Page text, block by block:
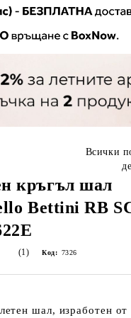
Всички
кръгъл шал
Bettini RB
(1) Код: 7326
шал, изработен